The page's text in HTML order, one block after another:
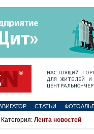
СТАТЬИ
| Категория: Лента новостей